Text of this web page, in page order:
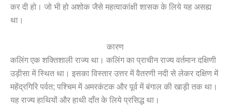
कर दी हो। जो भी हो अशोक जैसे महत्वाकांक्षी शासक के लिये यह असह्य
था।
कारण
कलिंग एक शक्तिशाली राज्य था। कलिंग का प्राचीन राज्य वर्तमान दक्षिणी
उड़ीसा में स्थित था। इसका विस्तार उत्तर में वैतरणी नदी से लेकर दक्षिण में
महेंद्रगिरि पर्वत; पश्चिम में अमरकंटक और पूर्व में बंगाल की खाड़ी तक था।
यह राज्य हाथियों और हाथी दाँत के लिये प्रसिद्ध था।